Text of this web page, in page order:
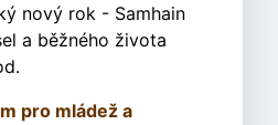
nový rok - Samhain
a běžného života
pro mládež a